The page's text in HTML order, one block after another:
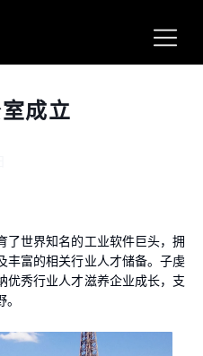
成立
了世界知名的工业软件巨头，拥
丰富的相关行业人才储备。子虔
优秀行业人才滋养企业成长，支